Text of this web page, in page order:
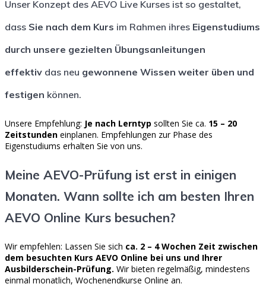
Unser Konzept des AEVO Live Kurses ist so gestaltet,
dass Sie nach dem Kurs im Rahmen ihres Eigenstudiums
durch unsere gezielten Übungsanleitungen
effektiv das neu gewonnene Wissen weiter üben und
festigen können.
Unsere Empfehlung: Je nach Lerntyp sollten Sie ca. 15 – 20
Zeitstunden einplanen. Empfehlungen zur Phase des
Eigenstudiums erhalten Sie von uns.
Meine AEVO-Prüfung ist erst in einigen
Monaten. Wann sollte ich am besten Ihren
AEVO Online Kurs besuchen?
Wir empfehlen: Lassen Sie sich ca. 2 – 4 Wochen Zeit zwischen
dem besuchten Kurs AEVO Online bei uns und Ihrer
Ausbilderschein-Prüfung. Wir bieten regelmäßig, mindestens
einmal monatlich, Wochenendkurse Online an.